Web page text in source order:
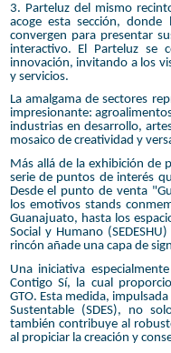
3. Parteluz del mismo
acoge esta sección, donde
convergen para presentar
interactivo. El Parteluz se
innovación, invitando a los
y servicios.
La amalgama de sectores
impresionante:
industrias en desarrollo,
mosaico de creatividad y
Más allá de la exhibición de
serie de puntos de interés
Desde el punto de venta
los emotivos stands
Guanajuato, hasta los
Social y Humano
rincón añade una capa de
Una iniciativa
Contigo Sí, la cual
GTO. Esta medida,
Sustentable (SDES), no
también contribuye al
al propiciar la creación y